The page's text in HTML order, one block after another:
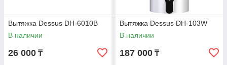
Вытяжка Dessus DH-6010B
В наличии
26 000 ₸
Вытяжка Dessus DH-103W
В наличии
187 000 ₸